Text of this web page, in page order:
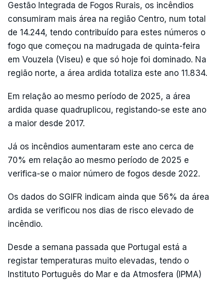
Gestão Integrada de Fogos Rurais, os incêndios
consumiram mais área na região Centro, num total
de 14.244, tendo contribuído para estes números o
fogo que começou na madrugada de quinta-feira
em Vouzela (Viseu) e que só hoje foi dominado. Na
região norte, a área ardida totaliza este ano 11.834.
Em relação ao mesmo período de 2025, a área
ardida quase quadruplicou, registando-se este ano
a maior desde 2017.
Já os incêndios aumentaram este ano cerca de
70% em relação ao mesmo período de 2025 e
verifica-se o maior número de fogos desde 2022.
Os dados do SGIFR indicam ainda que 56% da área
ardida se verificou nos dias de risco elevado de
incêndio.
Desde a semana passada que Portugal está a
registar temperaturas muito elevadas, tendo o
Instituto Português do Mar e da Atmosfera (IPMA)